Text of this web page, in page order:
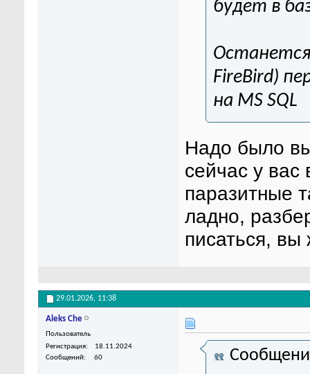
будет в
Останется
FireBird)
на MS SQL
Надо было
сейчас у вас
паразитные
ладно,
писаться,
29.01.2026, 11:38
Aleks Che
Пользователь
Регистрация
18.11.2024
Сообщений
60